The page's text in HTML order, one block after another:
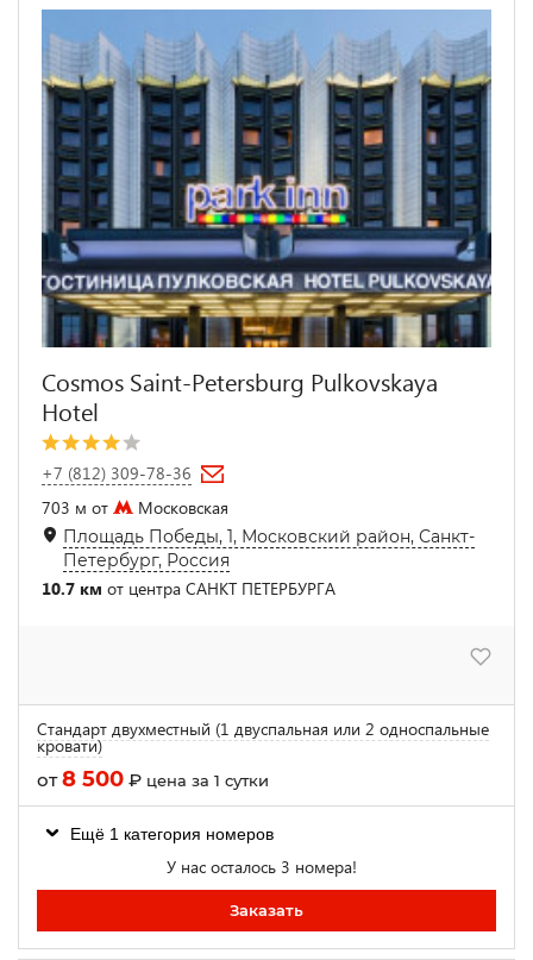
Cosmos Saint-Petersburg Pulkovskaya
Hotel
+7 (812) 309-78-36
703 м от
Московская
Площадь Победы, 1, Московский район, Санкт-
Петербург, Россия
10.7 км от центра САНКТ ПЕТЕРБУРГА
Стандарт двухместный (1 двуспальная или 2 односпальные
кровати)
от8 500 ₽ цена за 1 сутки
Ещё 1 категория номеров
У нас осталось 3 номера!
Заказать